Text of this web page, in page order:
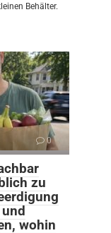
Behälter.
0
zu
wohin